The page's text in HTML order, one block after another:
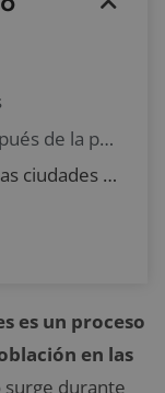
Las sociedades después de la pandemia
La desurbanización de las ciudades como posible respuesta
es un proceso
en las
surge durante